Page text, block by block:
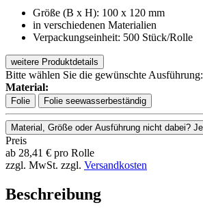
Größe (B x H): 100 x 120 mm
in verschiedenen Materialien
Verpackungseinheit: 500 Stück/Rolle
weitere Produktdetails
Bitte wählen Sie die gewünschte Ausführung:
Material:
Folie Folie seewasserbeständig
Preis
ab 28,41 € pro Rolle
zzgl. MwSt. zzgl. Versandkosten
Beschreibung